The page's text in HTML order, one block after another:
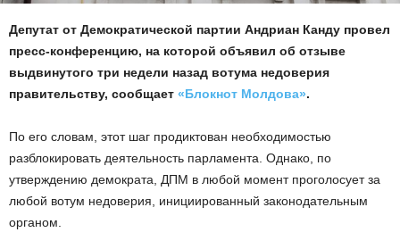
Депутат от Демократической партии Андриан Канду провел
пресс-конференцию, на которой объявил об отзыве
выдвинутого три недели назад вотума недоверия
правительству, сообщает «Блокнот Молдова».
По его словам, этот шаг продиктован необходимостью
разблокировать деятельность парламента. Однако, по
утверждению демократа, ДПМ в любой момент проголосует за
любой вотум недоверия, инициированный законодательным
органом.